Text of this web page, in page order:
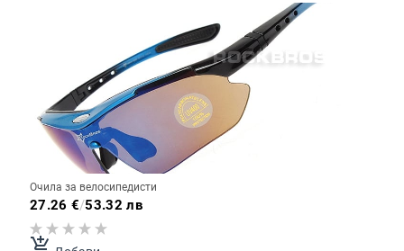
Очила за велосипедисти
27.26 €/53.32 лв
add_shopping_cart